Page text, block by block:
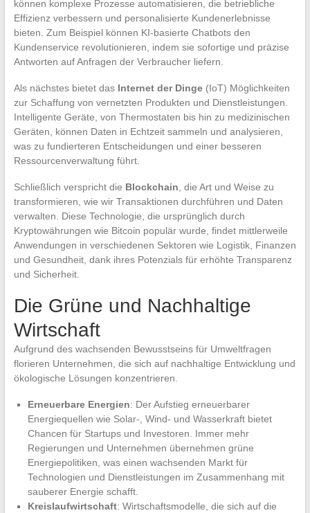
können komplexe Prozesse automatisieren, die betriebliche
Effizienz verbessern und personalisierte Kundenerlebnisse
bieten. Zum Beispiel können KI-basierte Chatbots den
Kundenservice revolutionieren, indem sie sofortige und präzise
Antworten auf Anfragen der Verbraucher liefern.
Als nächstes bietet das Internet der Dinge(IoT) Möglichkeiten
zur Schaffung von vernetzten Produkten und Dienstleistungen.
Intelligente Geräte, von Thermostaten bis hin zu medizinischen
Geräten, können Daten in Echtzeit sammeln und analysieren,
was zu fundierteren Entscheidungen und einer besseren
Ressourcenverwaltung führt.
Schließlich verspricht die Blockchain , die Art und Weise zu
transformieren, wie wir Transaktionen durchführen und Daten
verwalten. Diese Technologie, die ursprünglich durch
Kryptowährungen wie Bitcoin populär wurde, findet mittlerweile
Anwendungen in verschiedenen Sektoren wie Logistik, Finanzen
und Gesundheit, dank ihres Potenzials für erhöhte Transparenz
und Sicherheit.
Die Grüne und Nachhaltige
Wirtschaft
Aufgrund des wachsenden Bewusstseins für Umweltfragen
florieren Unternehmen, die sich auf nachhaltige Entwicklung und
ökologische Lösungen konzentrieren.
Erneuerbare Energien: Der Aufstieg erneuerbarer
Energiequellen wie Solar-, Wind- und Wasserkraft bietet
Chancen für Startups und Investoren. Immer mehr
Regierungen und Unternehmen übernehmen grüne
Energiepolitiken, was einen wachsenden Markt für
Technologien und Dienstleistungen im Zusammenhang mit
sauberer Energie schafft.
Kreislaufwirtschaft: Wirtschaftsmodelle, die sich auf die